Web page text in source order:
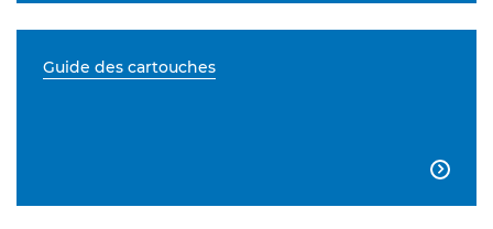
Guide des cartouches
